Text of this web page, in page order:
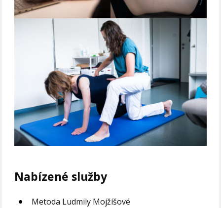
Nabízené služby
Metoda Ludmily Mojžíšové